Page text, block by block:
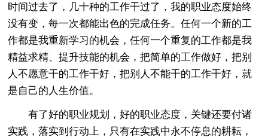
时间过去了，几十种的工作干过了，我的职业态度始终
没有变，每一次都能出色的完成任务。任何一个新的工
作都是我重新学习的机会，任何一个重复的工作都是我
精益求精、提升技能的机会，把简单的工作做好，把别
人不愿意干的工作干好，把别人不能干的工作干好，就
是自己的人生价值。
有了好的职业规划，好的职业态度，关键还要付诸
实践，落实到行动上，只有在实践中永不停息的耕耘，